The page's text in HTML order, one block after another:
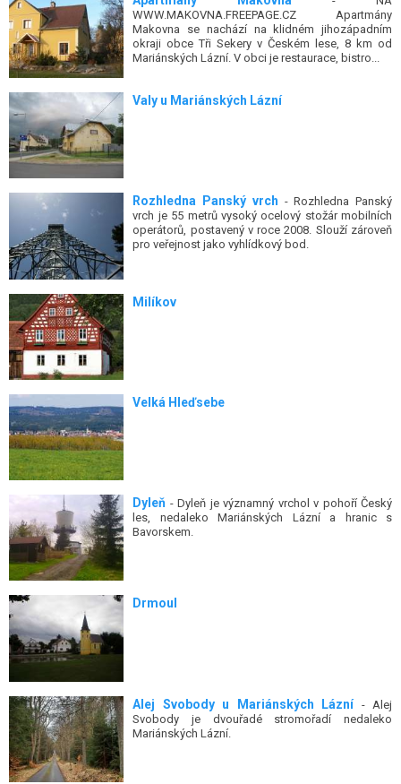
WWW.MAKOVNA.FREEPAGE.CZ Apartmány
Makovna se nachází na klidném jihozápadním
okraji obce Tři Sekery v Českém lese, 8 km od
Mariánských Lázní. V obci je restaurace, bistro...
Valy u Mariánských Lázní
Rozhledna Panský vrch - Rozhledna Panský
vrch je 55 metrů vysoký ocelový stožár mobilních
operátorů, postavený v roce 2008. Slouží zároveň
pro veřejnost jako vyhlídkový bod.
Milíkov
Velká Hleďsebe
Dyleň - Dyleň je významný vrchol v pohoří Český
les, nedaleko Mariánských Lázní a hranic s
Bavorskem.
Drmoul
Alej Svobody u Mariánských Lázní- Alej
Svobody je dvouřadé stromořadí nedaleko
Mariánských Lázní.